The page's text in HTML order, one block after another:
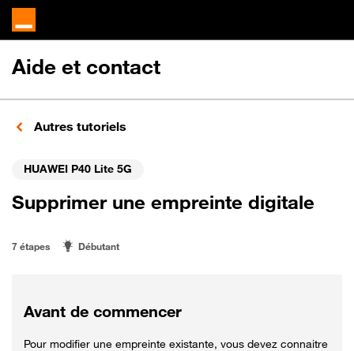
Aide et contact
Autres tutoriels
HUAWEI P40 Lite 5G
Supprimer une empreinte digitale
7 étapes Débutant
Avant de commencer
Pour modifier une empreinte existante, vous devez connaitre